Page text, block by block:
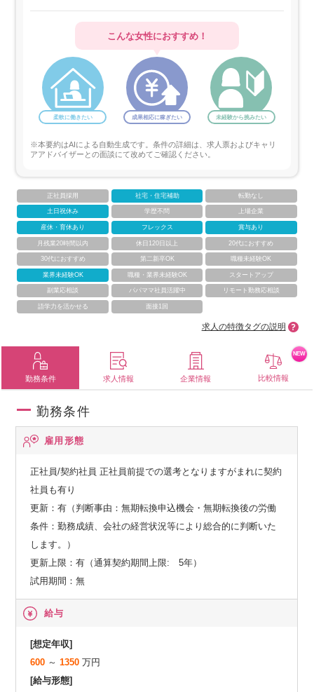
こんな女性におすすめ！
柔軟に働きたい 成果相応に稼ぎたい 未経験から挑みたい
※本要約はAIによる自動生成です。条件の詳細は、求人票およびキャリ
アアドバイザーとの面談にて改めてご確認ください。
正社員採用 社宅・住宅補助 転勤なし
土日祝休み 学歴不問 上場企業
産休・育休あり フレックス 賞与あり
月残業20時間以内 休日120日以上 20代におすすめ
30代におすすめ 第二新卒OK 職種未経験OK
業界未経験OK 職種・業界未経験OK スタートアップ
副業応相談 パパママ社員活躍中 リモート勤務応相談
語学力を活かせる 面接1回
求人の特徴タグの説明
勤務条件 求人情報 企業情報 比較情報
NEW
勤務条件
雇用形態
正社員/契約社員 正社員前提での選考となりますがまれに契約
社員も有り
更新：有（判断事由：無期転換申込機会・無期転換後の労働
条件：勤務成績、会社の経営状況等により総合的に判断いた
します。）
更新上限：有（通算契約期間上限: 5年）
試用期間：無
給与
[想定年収]
600 ～1350 万円
[給与形態]